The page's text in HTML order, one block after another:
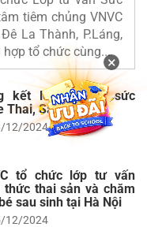
tiêm chủng VNVC
La Thành, P.Láng,
tổ chức cùng...
kết lớp tư vấn sức
Thai, Sản số 45
12/2024
tổ chức lớp tư vấn
thức thai sản và chăm
sau sinh tại Hà Nội
12/2024
×